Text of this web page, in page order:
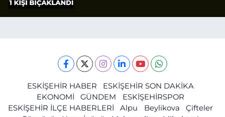
ESKİŞEHİR HABER
ESKİŞEHİR SON DAKİKA
EKONOMİ
GÜNDEM
ESKİŞEHİRSPOR
ESKİŞEHİR İLÇE HABERLERİ
Alpu Beylikova
Çifteler